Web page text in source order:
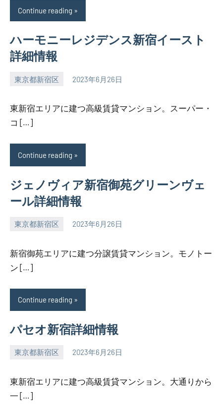
Continue reading
ハーモニーレジデンス新宿イースト
詳細情報
東京都新宿区 2023年6月26日
SEZIMO
東新宿エリアに建つ高級賃貸マンション。スーパー・
コ […]
Continue reading
ジェノヴィア新宿御苑グリーンヴェ
ール詳細情報
東京都新宿区 2023年6月26日
SEZIMO
新宿御苑エリアに建つ分譲賃貸マンション。モノトー
ン […]
Continue reading
パセオ新宿詳細情報
東京都新宿区 2023年6月26日
SEZIMO
東新宿エリアに建つ高級賃貸マンション。大通りから
一 […]